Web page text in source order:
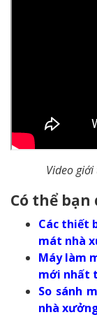
Video
Có thể
Các thiết
mát nhà
Máy làm
mới nhất
So sánh
nhà